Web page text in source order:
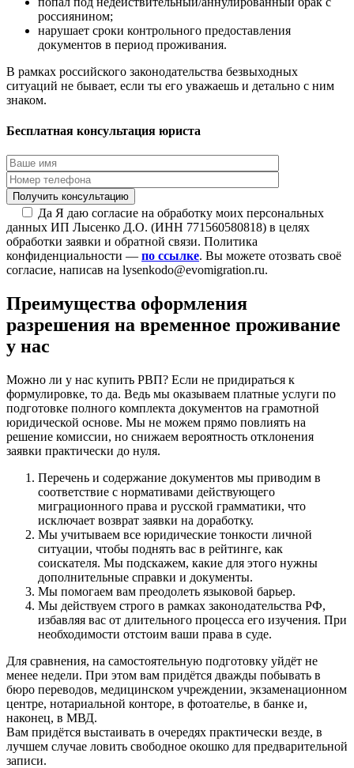
россиянином;
нарушает сроки контрольного предоставления
документов в период проживания.
В рамках российского законодательства безвыходных
ситуаций не бывает, если ты его уважаешь и детально с ним
знаком.
Бесплатная консультация юриста
Да Я даю согласие на обработку моих персональных
данных ИП Лысенко Д.О. (ИНН 771560580818) в целях
обработки заявки и обратной связи. Политика
конфиденциальности — по ссылке. Вы можете отозвать своё
согласие, написав на lysenkodo@evomigration.ru.
Преимущества оформления
разрешения на временное проживание
у нас
Можно ли у нас купить РВП? Если не придираться к
формулировке, то да. Ведь мы оказываем платные услуги по
подготовке полного комплекта документов на грамотной
юридической основе. Мы не можем прямо повлиять на
решение комиссии, но снижаем вероятность отклонения
заявки практически до нуля.
Перечень и содержание документов мы приводим в
соответствие с нормативами действующего
миграционного права и русской грамматики, что
исключает возврат заявки на доработку.
Мы учитываем все юридические тонкости личной
ситуации, чтобы поднять вас в рейтинге, как
соискателя. Мы подскажем, какие для этого нужны
дополнительные справки и документы.
Мы помогаем вам преодолеть языковой барьер.
Мы действуем строго в рамках законодательства РФ,
избавляя вас от длительного процесса его изучения. При
необходимости отстоим ваши права в суде.
Для сравнения, на самостоятельную подготовку уйдёт не
менее недели. При этом вам придётся дважды побывать в
бюро переводов, медицинском учреждении, экзаменационном
центре, нотариальной конторе, в фотоателье, в банке и,
наконец, в МВД.
Вам придётся выстаивать в очередях практически везде, в
лучшем случае ловить свободное окошко для предварительной
записи.